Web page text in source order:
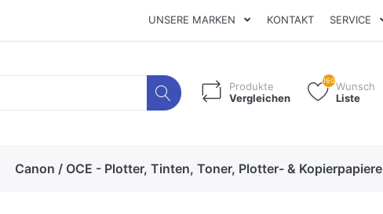
UNSERE MARKEN KONTAKT SERVICE
Produkte
Vergleichen
160Wunsch
Liste
Canon / OCE - Plotter, Tinten, Toner, Plotter- & Kopierpapiere